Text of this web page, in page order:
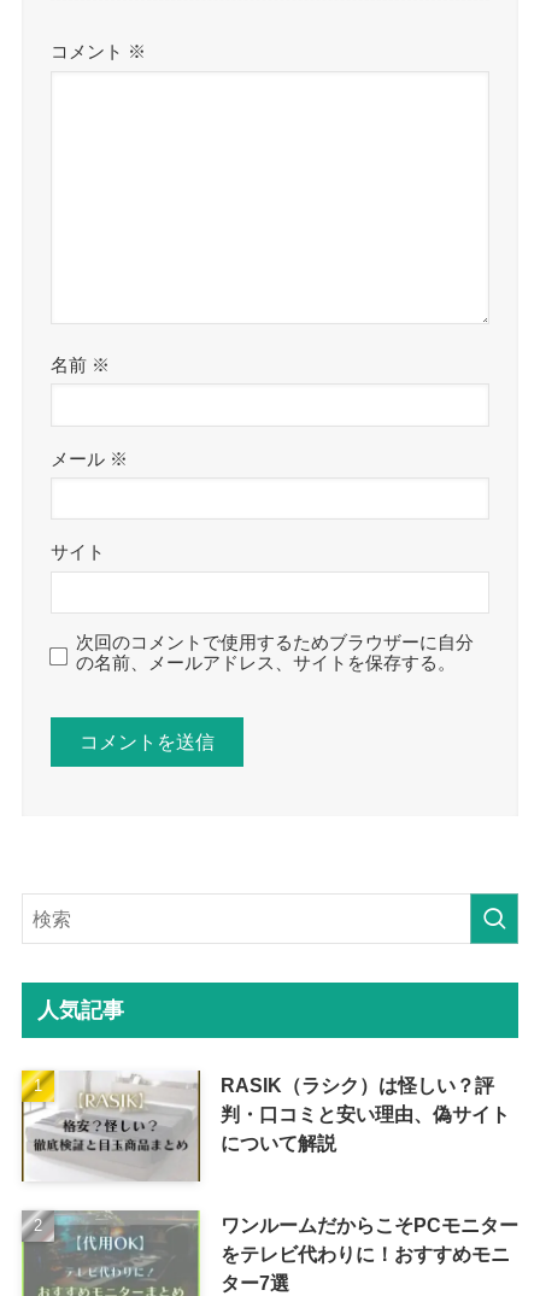
コメント ※
名前 ※
メール ※
サイト
次回のコメントで使用するためブラウザーに自分
の名前、メールアドレス、サイトを保存する。
人気記事
RASIK（ラシク）は怪しい？評
判・口コミと安い理由、偽サイト
について解説
ワンルームだからこそPCモニター
をテレビ代わりに！おすすめモニ
ター7選